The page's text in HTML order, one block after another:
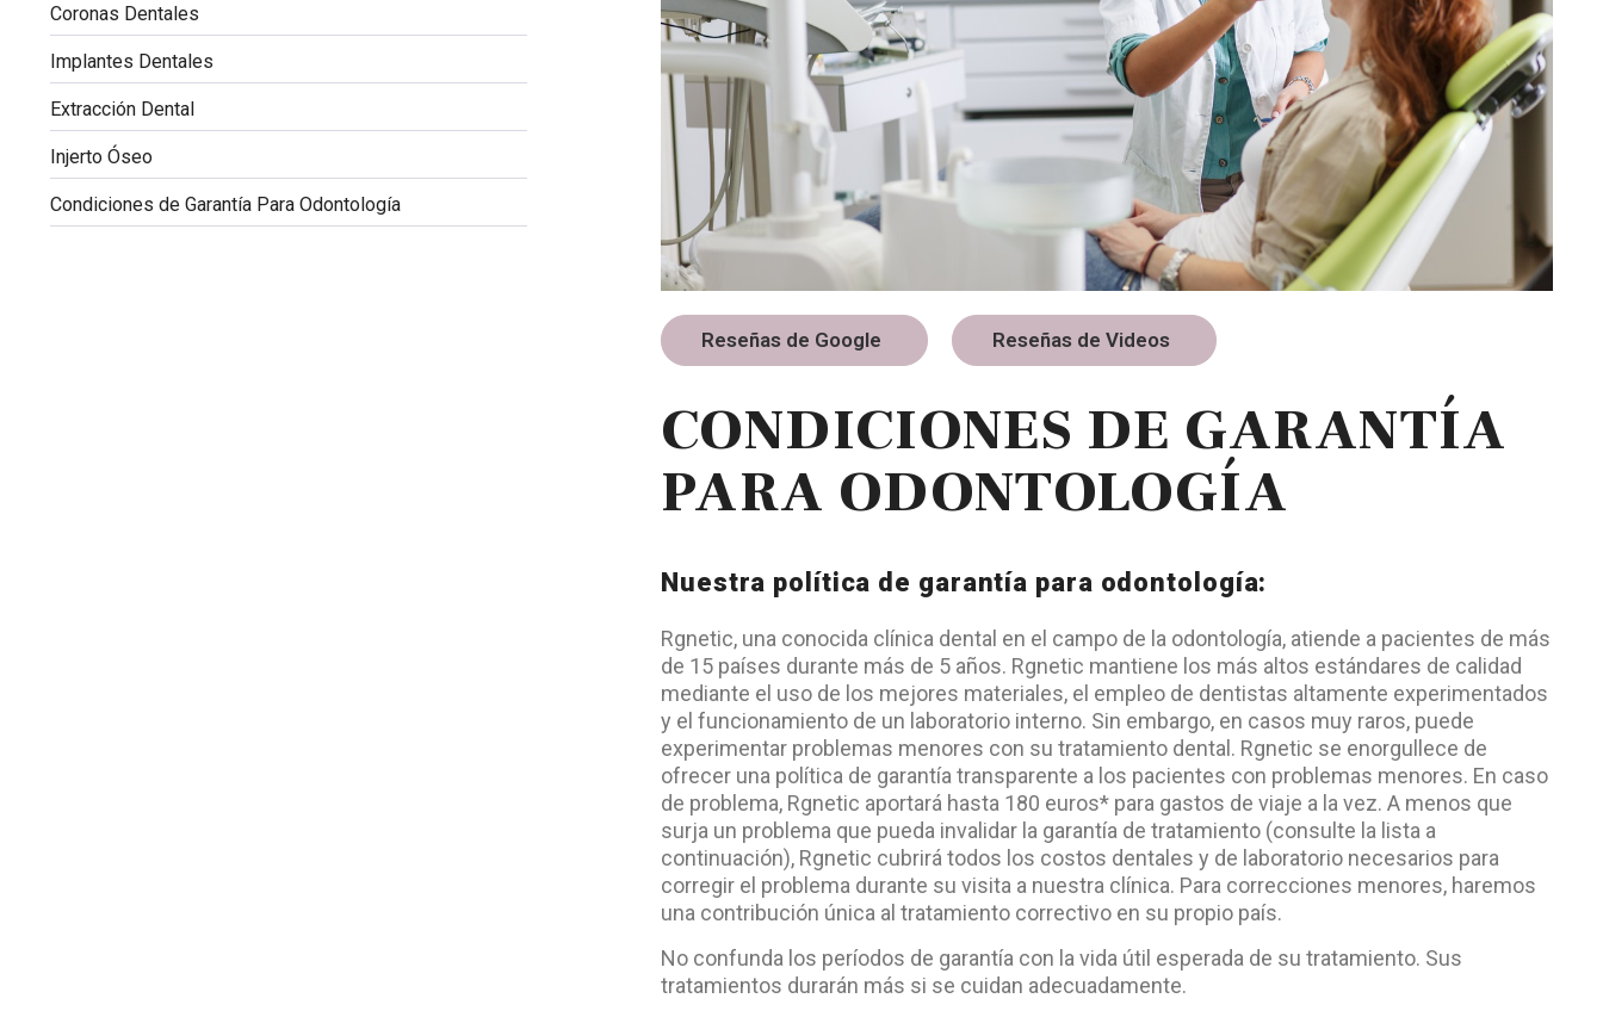
Coronas Dentales
Implantes Dentales
Extracción Dental
Injerto Óseo
Condiciones de Garantía Para Odontología
Reseñas de Google Reseñas de Videos
CONDICIONES DE GARANTÍA
PARA ODONTOLOGÍA
Nuestra política de garantía para odontología:
Rgnetic, una conocida clínica dental en el campo de la odontología, atiende a pacientes de más
de 15 países durante más de 5 años. Rgnetic mantiene los más altos estándares de calidad
mediante el uso de los mejores materiales, el empleo de dentistas altamente experimentados
y el funcionamiento de un laboratorio interno. Sin embargo, en casos muy raros, puede
experimentar problemas menores con su tratamiento dental. Rgnetic se enorgullece de
ofrecer una política de garantía transparente a los pacientes con problemas menores. En caso
de problema, Rgnetic aportará hasta 180 euros* para gastos de viaje a la vez. A menos que
surja un problema que pueda invalidar la garantía de tratamiento (consulte la lista a
continuación), Rgnetic cubrirá todos los costos dentales y de laboratorio necesarios para
corregir el problema durante su visita a nuestra clínica. Para correcciones menores, haremos
una contribución única al tratamiento correctivo en su propio país.
No confunda los períodos de garantía con la vida útil esperada de su tratamiento. Sus
tratamientos durarán más si se cuidan adecuadamente.